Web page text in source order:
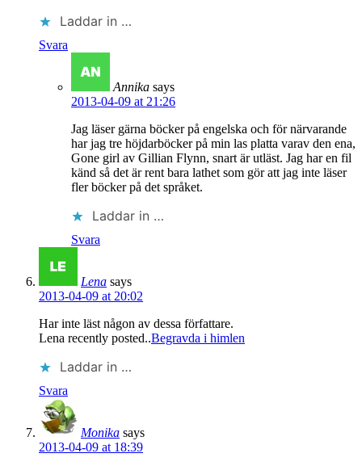
Laddar in …
Svara
Annika says
2013-04-09 at 21:26
Jag läser gärna böcker på engelska och för närvarande
har jag tre höjdarböcker på min las platta varav den ena,
Gone girl av Gillian Flynn, snart är utläst. Jag har en fil
känd så det är rent bara lathet som gör att jag inte läser
fler böcker på det språket.
Laddar in …
Svara
Lena says
2013-04-09 at 20:02
Har inte läst någon av dessa författare.
Lena recently posted..Begravda i himlen
Laddar in …
Svara
Monika says
2013-04-09 at 18:39